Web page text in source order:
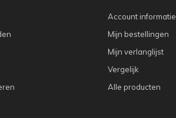
Account informatie
Mijn bestellingen
Mijn verlanglijst
Vergelijk
Alle producten